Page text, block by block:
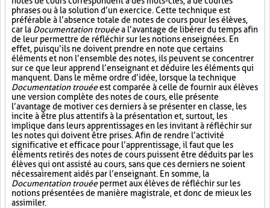
phrases ou à la solution d’un exercice. Cette technique est
préférable à l’absence totale de notes de cours pour les élèves,
car la Documentation trouéea l’avantage de libérer du temps afin
de leur permettre de réfléchir sur les notions enseignées. En
effet, puisqu’ils ne doivent prendre en note que certains
éléments et non l’ensemble des notes, ils peuvent se concentrer
sur ce que leur apprend l’enseignant et déduire les éléments qui
manquent. Dans le même ordre d’idée, lorsque la technique
Documentation trouéeest comparée à celle de fournir aux élèves
une version complète des notes de cours, elle présente
l’avantage de motiver ces derniers à se présenter en classe, les
incite à être plus attentifs à la présentation et, surtout, les
implique dans leurs apprentissages en les invitant à réfléchir sur
les notes qui doivent être prises. Afin de rendre l’activité
significative et efficace pour l’apprentissage, il faut que les
éléments retirés des notes de cours puissent être déduits par les
élèves qui ont assisté au cours, sans que ces derniers ne soient
nécessairement aidés par l’enseignant. En somme, la
Documentation trouéepermet aux élèves de réfléchir sur les
notions présentées de manière magistrale, et donc de mieux les
assimiler.